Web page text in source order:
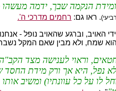
הנקמה שבך, ידמה מעשהו
. ראו גם: רחמים מדרכי ה'.
האויב, וברגע שהאויב נופל -
ולא מבין שאם המקל נשבר
וראוי לענישה מצד
נפל, היא אך ורק מידת
לו על כל עוונתיו) ומשיב